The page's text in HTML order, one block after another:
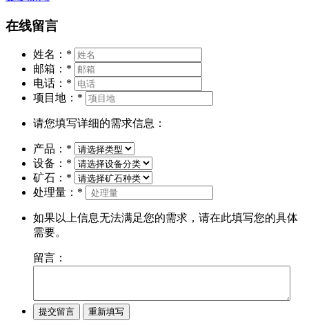
在线留言
姓名： *
邮箱： *
电话： *
项目地： *
请您填写详细的需求信息：
产品： *
设备： *
矿石： *
处理量： *
如果以上信息无法满足您的需求，请在此填写您的具体
需要。
留言：